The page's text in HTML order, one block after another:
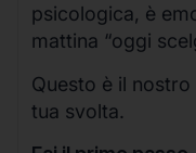
psicologica, è
mattina “oggi
Questo è il
tua svolta.